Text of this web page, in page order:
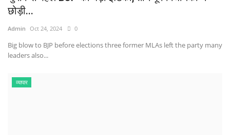
छोड़ी...
Admin Oct 24, 2024 0
Big blow to BJP before elections three former MLAs left the party many
leaders also...
व्यापार